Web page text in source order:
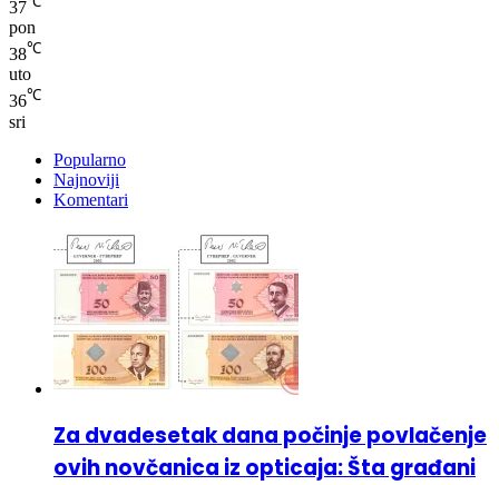
38 ℃
uto
36 ℃
sri
Komentari
Za dvadesetak dana počinje povlačenje
ovih novčanica iz opticaja: Šta građani
trebaju uraditi?